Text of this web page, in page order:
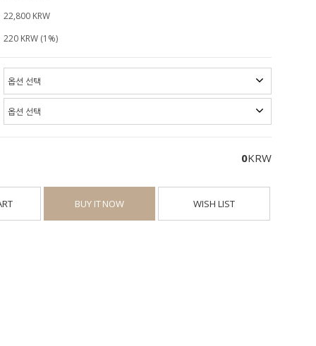
22,800 KRW
220 KRW (1%)
0KRW
BUY IT NOW WISH LIST